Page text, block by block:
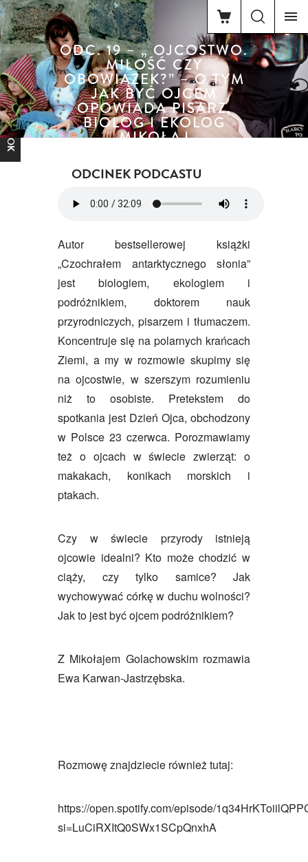
ODC. 19 – „ OJCOSTWO.
MIŁOŚĆ CZY
OBOWIĄZEK?” – O TYM
JAK BYĆ OJCEM
OPOWIADA PISARZ,
BIOLOG I EKOLOG
MIKOŁAJ
FACEBOOK
ODCINEK PODCASTU
Autor bestsellerowej książki
„Czochrałem antarktycznego słonia”
jest biologiem, ekologiem i
podróżnikiem, doktorem nauk
przyrodniczych, pisarzem i tłumaczem.
Koncentruje się na polarnych krańcach
Ziemi, a my w rozmowie skupimy się
na ojcostwie, w szerszym rozumieniu
niż to osobiste. Pretekstem do
spotkania jest Dzień Ojca, obchodzony
w Polsce 23 czerwca. Porozmawiamy
też o ojcach w świecie zwierząt: o
makakach, konikach morskich i
ptakach.
Czy w świecie przyrody istnieją
ojcowie idealni? Kto może chodzić w
ciąży, czy tylko samice? Jak
wychowywać córkę w duchu wolności?
Jak to jest być ojcem podróżnikiem?
Z Mikołajem Golachowskim rozmawia
Ewa Karwan-Jastrzębska.
Rozmowę znajdziecie również tutaj:
https://open.spotify.com/episode/
si=LuCiRXItQ0SWx1SCpQnxhA